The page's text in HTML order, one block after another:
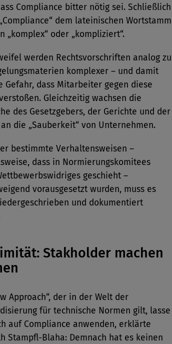
Compliance bitter nötig sei. Schließlich
dem lateinischen Wortstamm
„komplex“ oder „kompliziert“.
werden Rechtsvorschriften analog zu
komplexer – und damit
Gefahr, dass Mitarbeiter gegen diese
Gleichzeitig wachsen die
des Gesetzgebers, der Gerichte und der
die „Sauberkeit“ von Unternehmen.
bestimmte Verhaltensweisen –
dass in Normierungskomitees
geschieht –
vorausgesetzt wurden, muss es
und dokumentiert
Stakholder machen
Approach“, der in der Welt der
für technische Normen gilt, lasse
auf Compliance anwenden, erklärte
Stampfl-Blaha: Demnach hat es keinen